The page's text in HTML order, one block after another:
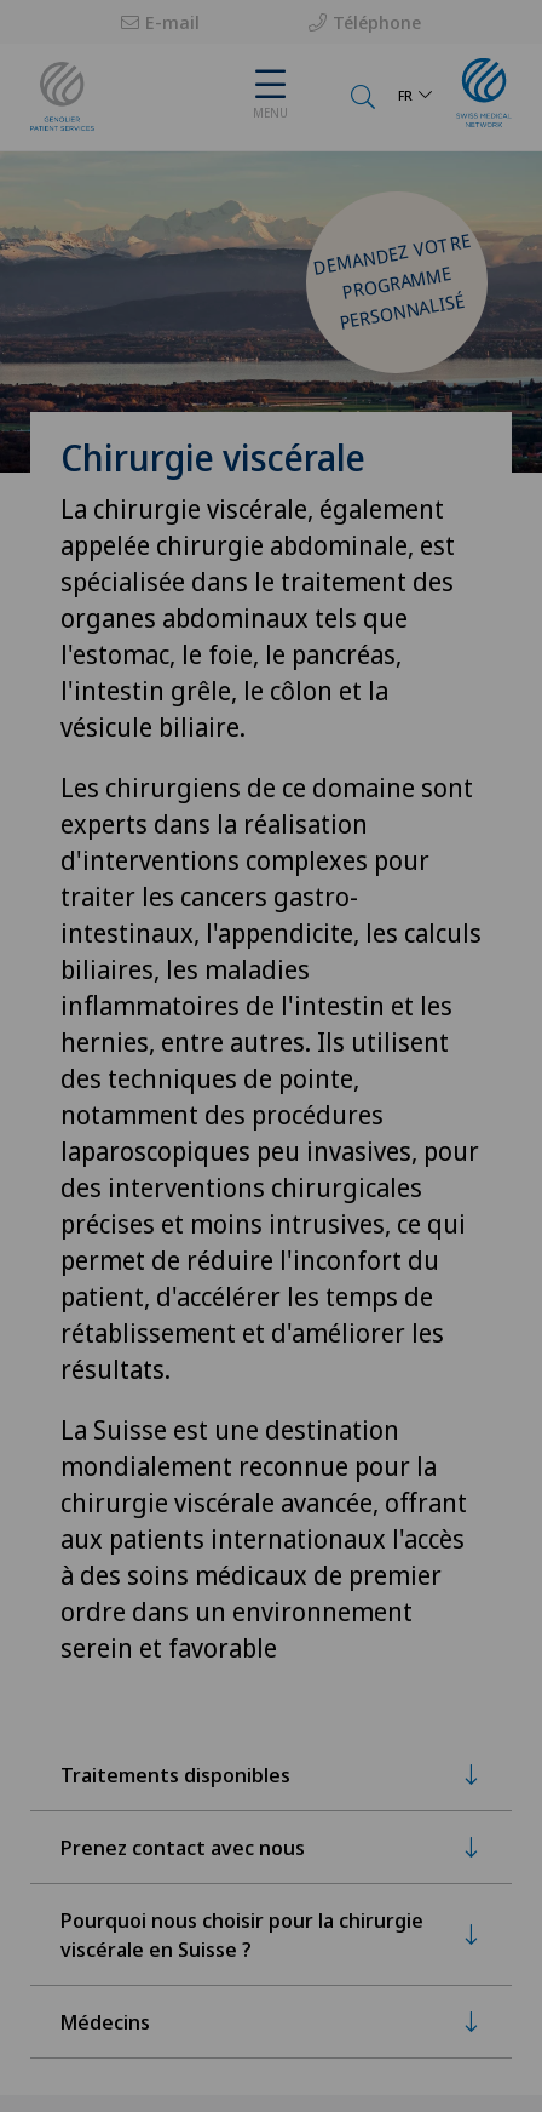
E-mail Téléphone
MENU
FR
DE
MANDEZ VOTRE
PROGRA
M
ME
PERSONNALISÉ
Chirurgie viscérale
La chirurgie viscérale, également
appelée chirurgie abdominale, est
spécialisée dans le traitement des
organes abdominaux tels que
l'estomac, le foie, le pancréas,
l'intestin grêle, le côlon et la
vésicule biliaire.
Les chirurgiens de ce domaine sont
experts dans la réalisation
d'interventions complexes pour
traiter les cancers gastro-
intestinaux, l'appendicite, les calculs
biliaires, les maladies
inflammatoires de l'intestin et les
hernies, entre autres. Ils utilisent
des techniques de pointe,
notamment des procédures
laparoscopiques peu invasives, pour
des interventions chirurgicales
précises et moins intrusives, ce qui
permet de réduire l'inconfort du
patient, d'accélérer les temps de
rétablissement et d'améliorer les
résultats.
La Suisse est une destination
mondialement reconnue pour la
chirurgie viscérale avancée, offrant
aux patients internationaux l'accès
à des soins médicaux de premier
ordre dans un environnement
serein et favorable
Traitements disponibles
Prenez contact avec nous
Pourquoi nous choisir pour la chirurgie
viscérale en Suisse ?
Médecins